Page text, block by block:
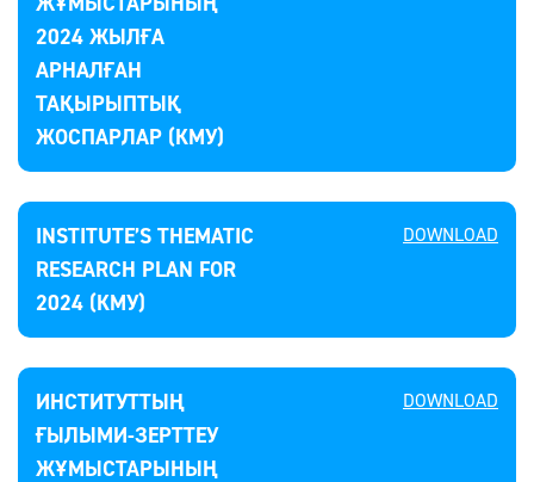
2024 ЖЫЛҒА
АРНАЛҒАН
ТАҚЫРЫПТЫҚ
ЖОСПАРЛАР (КМУ)
INSTITUTE’S THEMATIC
RESEARCH PLAN FOR
2024 (КМУ)
DOWNLOAD
ИНСТИТУТТЫҢ
ҒЫЛЫМИ-ЗЕРТТЕУ
ЖҰМЫСТАРЫНЫҢ
DOWNLOAD